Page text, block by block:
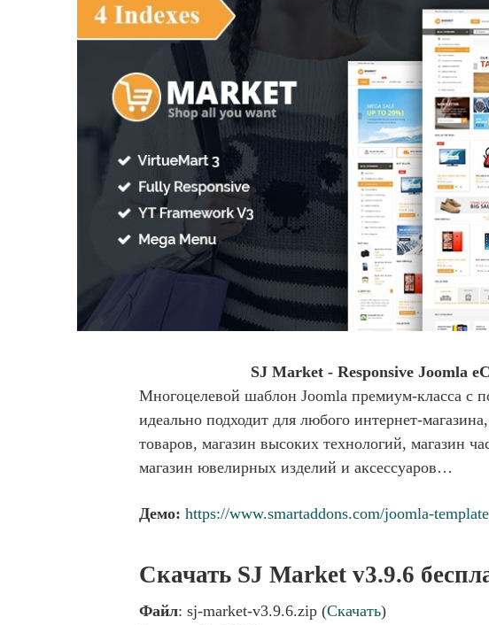
SJ Market - Responsive Joomla
Многоцелевой шаблон Joomla премиум-класса с
идеально подходит для любого интернет-
товаров, магазин высоких технологий, магазин
магазин ювелирных изделий и аксессуаров…
Демо: https://www.smartaddons.com/joomla-
Скачать SJ Market v3.9.6
Файл: sj-market-v3.9.6.zip (Скачать)